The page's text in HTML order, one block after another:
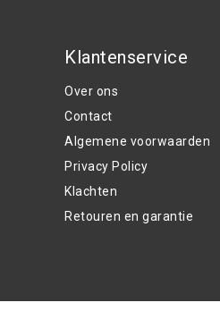
Klantenservice
Over ons
Contact
Algemene voorwaarden
Privacy Policy
Klachten
Retouren en garantie